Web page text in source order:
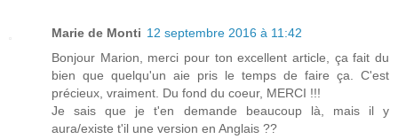
Marie de Monti 12 septembre 2016 à 11:42
Bonjour Marion, merci pour ton excellent article, ça fait du
bien que quelqu'un aie pris le temps de faire ça. C'est
précieux, vraiment. Du fond du coeur, MERCI !!!
Je sais que je t'en demande beaucoup là, mais il y
aura/existe t'il une version en Anglais ??